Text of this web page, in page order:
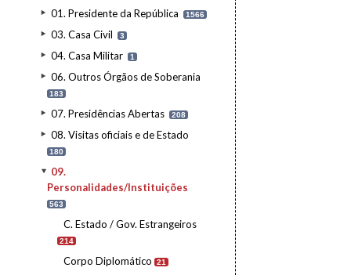
01. Presidente da República 1566
03. Casa Civil 3
04. Casa Militar 1
06. Outros Órgãos de Soberania
183
07. Presidências Abertas 208
08. Visitas oficiais e de Estado
180
09.
Personalidades/Instituições
563
C. Estado / Gov. Estrangeiros
214
Corpo Diplomático 21